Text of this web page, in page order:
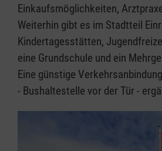
Einkaufsmöglichkeiten,
Weiterhin gibt es im Stadtteil
Kindertagesstätten,
eine Grundschule und ein
Eine günstige
- Bushaltestelle vor der Tür -